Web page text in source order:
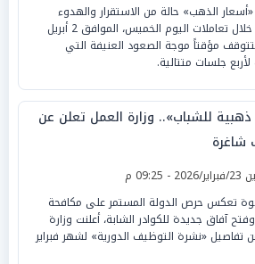
الذهب» حالة من الاستقرار والهدوء
النسبي خلال تعاملات اليوم الخميس، الموافق 2 أبريل
لتتوقف مؤقتاً موجة الصعود العنيفة التي
جلسات متتالية.
للشباب».. وزارة العمل تعلن عن
شاغرة
09:25 م
تعكس حرص الدولة المستمر على مكافحة
آفاق جديدة للكوادر الشابة، أعلنت وزارة
تفاصيل «نشرة التوظيف الدورية» لشهر فبراير